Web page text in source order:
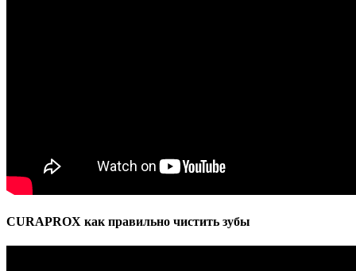
CURAPROX как правильно чистить зубы